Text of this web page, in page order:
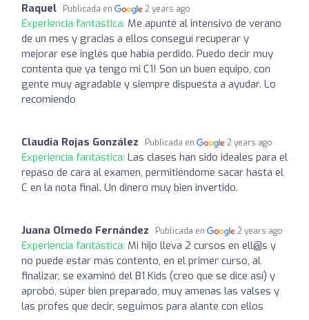
Raquel Publicada en 2 years ago
Experiencia fantástica: Me apunté al intensivo de verano
de un mes y gracias a ellos conseguí recuperar y
mejorar ese inglés que había perdido. Puedo decir muy
contenta que ya tengo mi C1! Son un buen equipo, con
gente muy agradable y siempre dispuesta a ayudar. Lo
recomiendo
Claudia Rojas González Publicada en 2 years ago
Experiencia fantástica: Las clases han sido ideales para el
repaso de cara al examen, permitiéndome sacar hasta el
C en la nota final. Un dinero muy bien invertido.
Juana Olmedo Fernández Publicada en 2 years ago
Experiencia fantástica: Mi hijo lleva 2 cursos en ell@s y
no puede estar más contento, en el primer curso, al
finalizar, se examinó del B1 Kids (creo que se dice así) y
aprobó, súper bien preparado, muy amenas las valses y
las profes que decir, seguimos para alante con ellos